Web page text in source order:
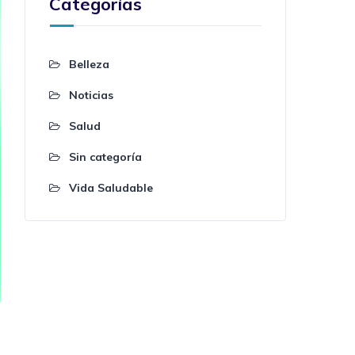
Belleza
Noticias
Salud
Sin categoría
Vida Saludable